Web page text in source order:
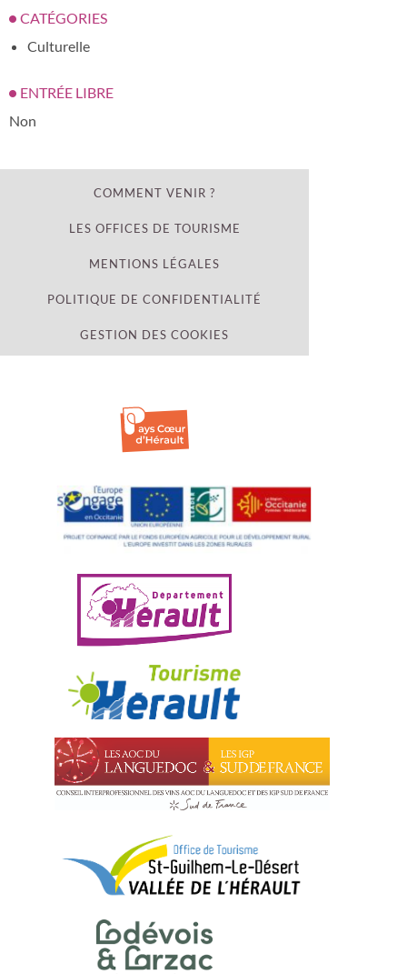
CATÉGORIES
Culturelle
ENTRÉE LIBRE
Non
COMMENT VENIR ?
LES OFFICES DE TOURISME
MENTIONS LÉGALES
POLITIQUE DE CONFIDENTIALITÉ
GESTION DES COOKIES